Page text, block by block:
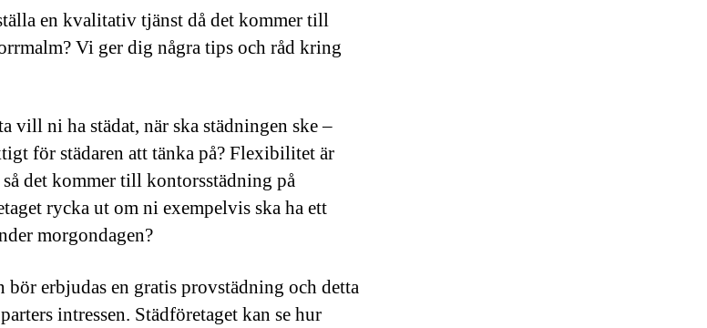
en kvalitativ tjänst då det kommer till
Vi ger dig några tips och råd kring
vill ni ha städat, när ska städningen ske –
för städaren att tänka på? Flexibilitet är
det kommer till kontorsstädning på
rycka ut om ni exempelvis ska ha ett
morgondagen?
bör erbjudas en gratis provstädning och detta
intressen. Städföretaget kan se hur